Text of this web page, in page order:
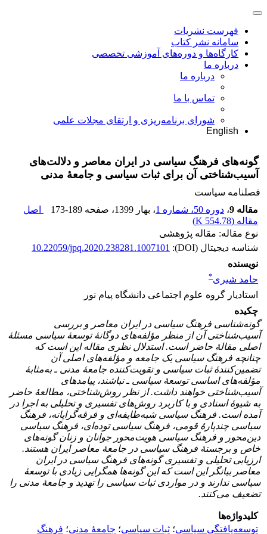
فهرست نشریات
سامانه نشر کتاب
کارگاه‌ها و دوره‌های آموزشی تخصصی
درباره ما
درباره ما
تماس با ما
شورای برنامه‌ریزی و ارتقای مجلات علمی
English
گونه‌های فرهنگ سیاسی در ایران معاصر و دلالت‌های
آسیب‌شناختی آن برای ثبات سیاسی و جامعۀ مدنی
فصلنامه سیاست
مقاله 9
، دوره 50، شماره 1 ، بهار 1399 ، صفحه 173-189
اصل
مقاله (554.78 K
)
نوع مقاله: مقاله پژوهشی
شناسه دیجیتال (DOI):
10.22059/jpq.2020.238281.1007101
نویسنده
حامد شیری*
استادیار گروه علوم اجتماعی دانشگاه پیام نور
چکیده
گونه‌شناسی فرهنگ سیاسی در ایران معاصر و بررسی
آسیب‌شناختی آن از منظر مؤلفه‌های دوگانۀ توسعۀ سیاسی مسئلۀ
اصلی مقالۀ حاضر است. استدلال نظری مقاله این است که
چنانچه فرهنگ سیاسی یک جامعه و مؤلفه‌های اصلی آن
تضمین‌کنندۀ ثبات سیاسی و تقویت‌کننده جامعۀ مدنی ـ به‌مثابۀ
مؤلفه‌های اساسی توسعۀ سیاسی ـ نباشند، پیامدهای
آسیب‌شناختی خواهند داشت. از نظر روش‌شناختی، مطالعۀ حاضر
به شیوۀ اسنادی و با کاربرد روش‌های تفسیری و تحلیلی به اجرا در
آمده است. فرهنگ سیاسی شبه‌طایفه‌ای و فرقه‌گرایانه، فرهنگ
سیاسی چندپارۀ قومی، فرهنگ سیاسی توده‌ای، فرهنگ سیاسی
دین‌محور و فرهنگ سیاسی هویت‌محور جوانان و زنان گونه‌های
خاص و برجستۀ فرهنگ سیاسی در جامعۀ معاصر ایران هستند.
ارزیابی تحلیلی و تفسیری گونه‌های فرهنگ سیاسی در ایران
معاصر بیانگر این است که این گونه‌ها همگرایی زیادی با توسعۀ
سیاسی ندارند و در مواردی ثبات سیاسی را تهدید و جامعۀ مدنی را
تضعیف می‌کنند.
کلیدواژه‌ها
توسعه‌یافتگی سیاسی؛ ثبات سیاسی؛ جامعۀ مدنی؛ فرهنگ